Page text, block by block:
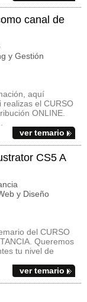
canal de
y Gestión
aquí
el CURSO
ONLINE.
ver temario
CS5 A
y Diseño
del CURSO
Queremos
tu nivel de
ver temario